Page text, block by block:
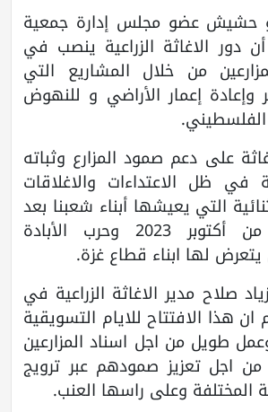
حشيش عضو مجلس إدارة جمعية
أن دور الاغاثة الزراعية ينصب في
من خلال المشاريع التي
إعمار الأراضي و للنهوض
الفلسطيني.
على دعم صمود المزارع وثباته
ظل الاعتداءات والاغلاقات
التي يعيشها أبناء شعبنا بعد
أحداث السابع من أكتوبر 2023 وحرب الأبادة
يتعرض لها ابناء قطاع غزة.
صلاح مدير الاغاثة الزراعية في
هذا الافتتاح للايام التسويقية
طويل من اجل اسناد المزارعين
اجل تعزيز صمودهم عبر ترويج
المختلفة وعلى راسها العنب.